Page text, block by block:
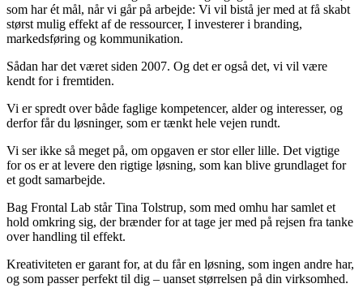
som har ét mål, når vi går på arbejde: Vi vil bistå jer med at få skabt
størst mulig effekt af de ressourcer, I investerer i branding,
markedsføring og kommunikation.
Sådan har det været siden 2007. Og det er også det, vi vil være
kendt for i fremtiden.
Vi er spredt over både faglige kompetencer, alder og interesser, og
derfor får du løsninger, som er tænkt hele vejen rundt.
Vi ser ikke så meget på, om opgaven er stor eller lille. Det vigtige
for os er at levere den rigtige løsning, som kan blive grundlaget for
et godt samarbejde.
Bag Frontal Lab står Tina Tolstrup, som med omhu har samlet et
hold omkring sig, der brænder for at tage jer med på rejsen fra tanke
over handling til effekt.
Kreativiteten er garant for, at du får en løsning, som ingen andre har,
og som passer perfekt til dig – uanset størrelsen på din virksomhed.